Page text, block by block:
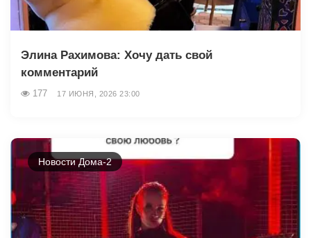
Элина Рахимова: Хочу дать свой
комментарий
177 17 ИЮНЯ, 2026 23:00
Новости Дома-2